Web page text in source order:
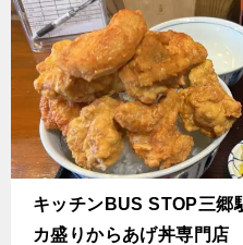
キッチンBUS STOP三郷
カ盛りからあげ丼専門店